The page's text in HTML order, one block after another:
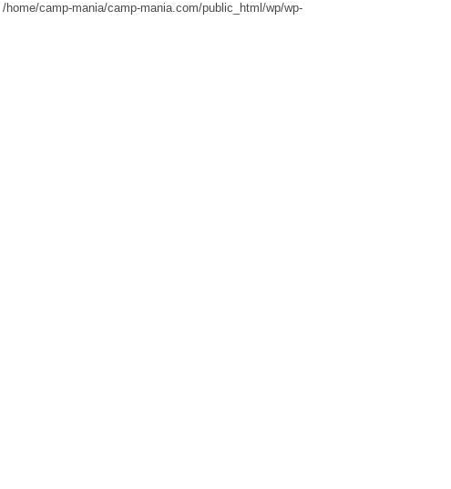
/home/camp-mania/camp-mania.com/public_html/wp/wp-